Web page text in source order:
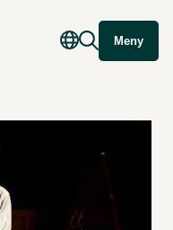
Meny